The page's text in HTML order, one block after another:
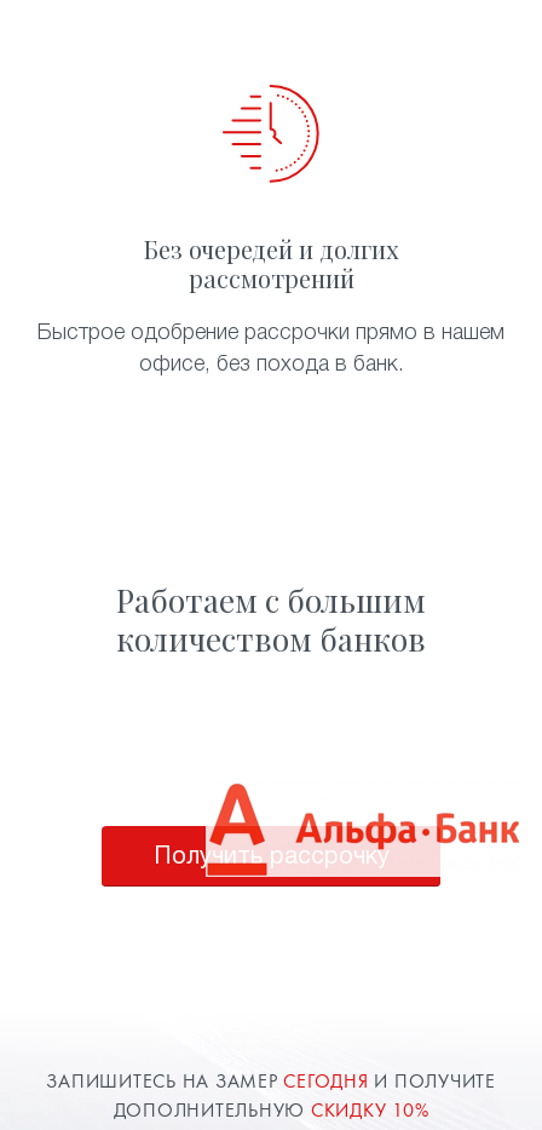
Без очередей и долгих
рассмотрений
Быстрое одобрение рассрочки прямо в нашем
офисе, без похода в банк.
Работаем с большим
количеством банков